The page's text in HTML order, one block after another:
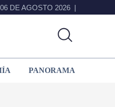
06 DE AGOSTO 2026
PANORAMA